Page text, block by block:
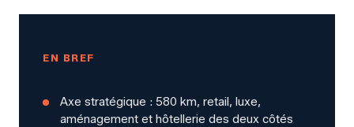
EN BREF
Axe stratégique : 580 km, retail, luxe,
aménagement et hôtellerie des deux côtés